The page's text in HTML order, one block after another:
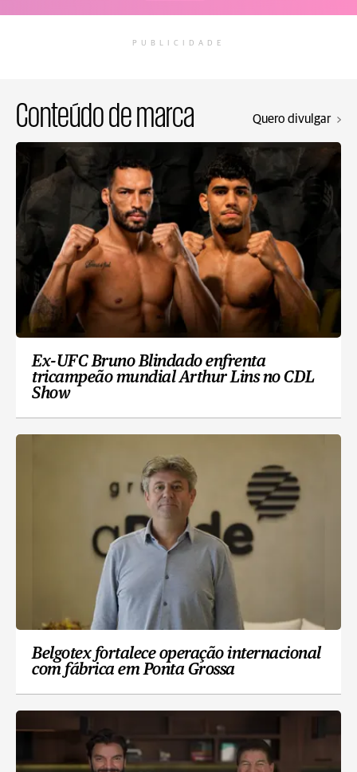
PUBLICIDADE
Conteúdo de marca Quero divulgar
Ex-UFC Bruno Blindado enfrenta
tricampeão mundial Arthur Lins no CDL
Show
Belgotex fortalece operação internacional
com fábrica em Ponta Grossa